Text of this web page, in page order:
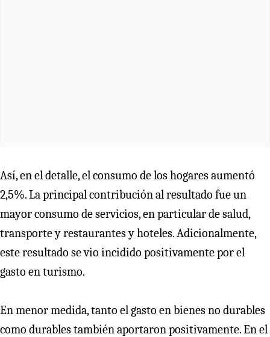
Así, en el detalle, el consumo de los hogares aumentó
2,5%. La principal contribución al resultado fue un
mayor consumo de servicios, en particular de salud,
transporte y restaurantes y hoteles. Adicionalmente,
este resultado se vio incidido positivamente por el
gasto en turismo.
En menor medida, tanto el gasto en bienes no durables
como durables también aportaron positivamente. En el